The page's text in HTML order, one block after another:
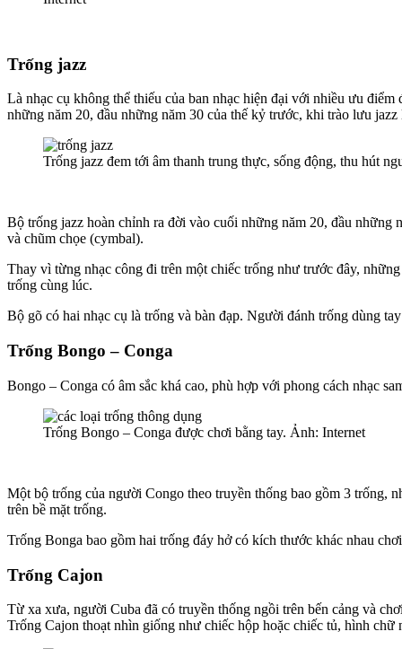
Trống jazz
Là nhạc cụ không thể thiếu của ban nhạc hiện đại với nhiều ưu
những năm 20, đầu những năm 30 của thế kỷ trước, khi trào lưu jazz
Trống jazz đem tới âm thanh trung thực, sống động, thu hút
Bộ trống jazz hoàn chỉnh ra đời vào cuối những năm 20, đầu những
và chũm chọe (cymbal).
Thay vì từng nhạc công đi trên một chiếc trống như trước đây,
trống cùng lúc.
Bộ gõ có hai nhạc cụ là trống và bàn đạp. Người đánh trống dùng
Trống Bongo – Conga
Bongo – Conga có âm sắc khá cao, phù hợp với phong cách nhạc
Trống Bongo – Conga được chơi bằng tay. Ảnh: Internet
Một bộ trống của người Congo theo truyền thống bao gồm 3 trống,
trên bề mặt trống.
Trống Bonga bao gồm hai trống đáy hở có kích thước khác nhau
Trống Cajon
Từ xa xưa, người Cuba đã có truyền thống ngồi trên bến cảng và
Trống Cajon thoạt nhìn giống như chiếc hộp hoặc chiếc tủ, hình